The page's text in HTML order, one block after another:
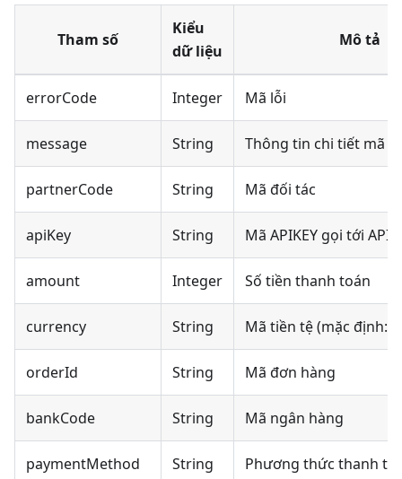
Tham số
Kiểu
dữ liệu
Mô tả
errorCode Integer Mã lỗi
message String Thông tin chi tiết mã
partnerCode String Mã đối tác
apiKey String Mã APIKEY gọi tới API
amount Integer Số tiền thanh toán
currency String Mã tiền tệ (mặc định:
orderId String Mã đơn hàng
bankCode String Mã ngân hàng
paymentMethod String Phương thức thanh